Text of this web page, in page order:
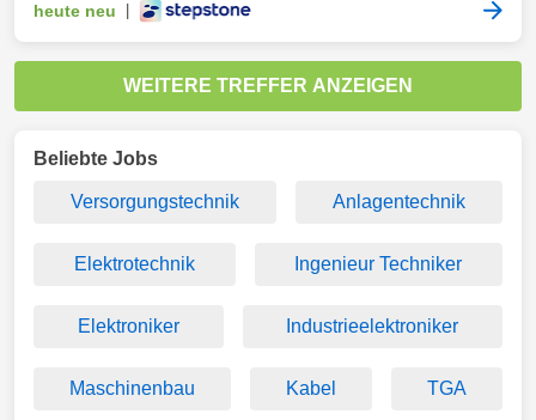
heute neu
WEITERE TREFFER ANZEIGEN
Beliebte Jobs
Versorgungstechnik Anlagentechnik
Elektrotechnik Ingenieur Techniker
Elektroniker Industrieelektroniker
Maschinenbau Kabel TGA